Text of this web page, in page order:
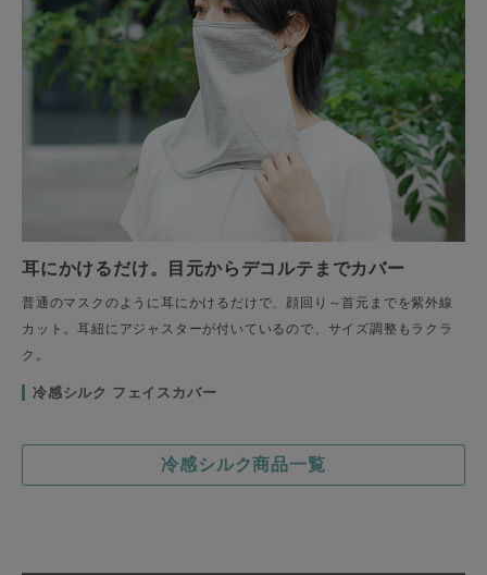
耳にかけるだけ。目元からデコルテまでカバー
普通のマスクのように耳にかけるだけで、顔回り～首元までを紫外線
カット。耳紐にアジャスターが付いているので、サイズ調整もラクラ
ク。
冷感シルク フェイスカバー
冷感シルク商品一覧